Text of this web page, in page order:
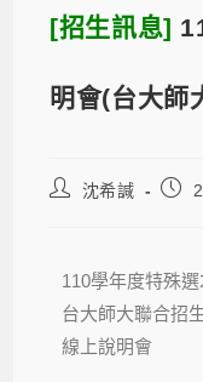
[招生訊息]
明會(台大師
沈希諴
110學年度特殊選
台大師大聯合招
線上說明會